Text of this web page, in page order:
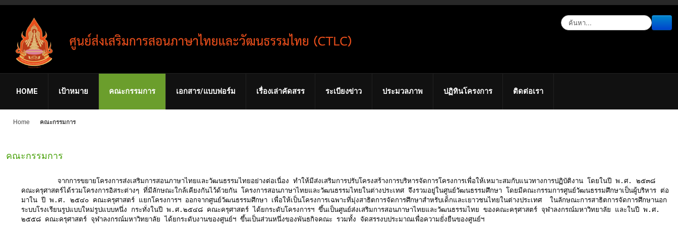
HOME เป้าหมาย คณะกรรมการ เอกสาร/แบบฟอร์ม เรื่องเล่าคัดสรร ระเบียงข่าว ประมวลภาพ ปฏิทินโครงการ ติดต่อเรา
Home คณะกรรมการ
คณะกรรมการ
จากการขยายโครงการส่งเสริมการสอนภาษาไทยและวัฒนธรรมไทยอย่างต่อเนื่อง ทำให้มีส่งเสริมการปรับโครงสร้างการบริหารจัดการโครงการเพื่อให้เหมาะสมกับแนวทางการปฏิบัติงาน โดยในปี พ.ศ. ๒๕๓๘
คณะครุศาสตร์ได้รวมโครงการอิสระต่างๆ ที่มีลักษณะใกล้เคียงกันไว้ด้วยกัน โครงการสอนภาษาไทยและวัฒนธรรมไทยในต่างประเทศ จึงรวมอยู่ในศูนย์วัฒนธรรมศึกษา โดยมีคณะกรรมการศูนย์วัฒนธรรมศึกษาเป็นผู้บริหาร ต่อ
มาใน ปี พ.ศ. ๒๕๔๐ คณะครุศาสตร์ แยกโครงการฯ ออกจากศูนย์วัฒนธรรมศึกษา เพื่อให้เป็นโครงการเฉพาะที่มุ่งสาธิตการจัดการศึกษาสำหรับเด็กและเยาวชนไทยในต่างประเทศ
ในลักษณะการสาธิตการจัดการศึกษานอก
ระบบโรงเรียนรูปแบบใหม่รูปแบบหนึ่ง กระทั่งในปี พ.ศ.๒๕๔๘ คณะครุศาสตร์ ได้ยกระดับโครงการฯ ขึ้นเป็นศูนย์ส่งเสริมการสอนภาษาไทยและวัฒนธรรมไทย ของคณะครุศาสตร์ จุฬาลงกรณ์มหาวิทยาลัย และในปี พ.ศ.
๒๕๕๘ คณะครุศาสตร์ จุฬาลงกรณ์มหาวิทยาลัย ได้ยกระดับงานของศูนย์ฯ ขึ้นเป็นส่วนหนึ่งของพันธกิจคณะ รวมทั้ง จัดสรรงบประมาณเพื่อความยั่งยืนของศูนย์ฯ